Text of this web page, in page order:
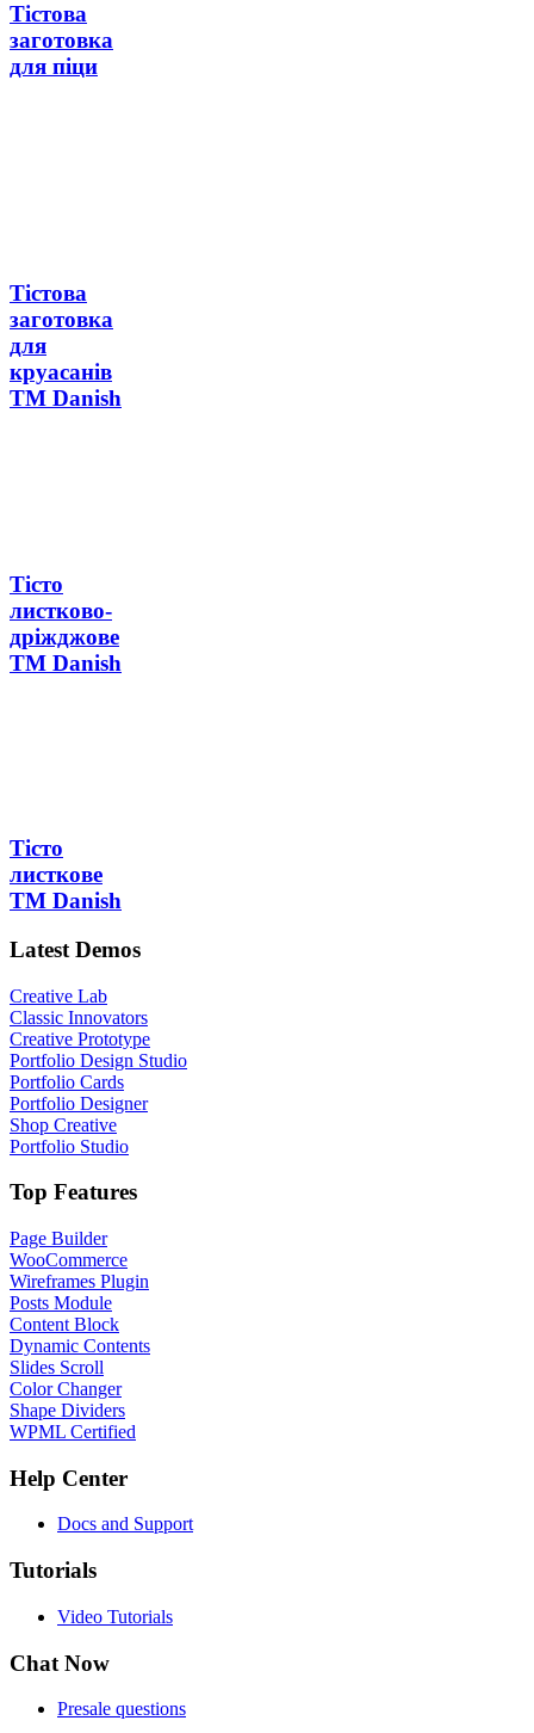
Тістова
заготовка
для піци
Тістова
заготовка
для
круасанів
ТМ Danish
Тісто
листково-
дріжджове
ТМ Danish
Тісто
листкове
ТМ Danish
Latest Demos
Creative Lab
Classic Innovators
Creative Prototype
Portfolio Design Studio
Portfolio Cards
Portfolio Designer
Shop Creative
Portfolio Studio
Top Features
Page Builder
WooCommerce
Wireframes Plugin
Posts Module
Content Block
Dynamic Contents
Slides Scroll
Color Changer
Shape Dividers
WPML Certified
Help Center
Docs and Support
Tutorials
Video Tutorials
Chat Now
Presale questions